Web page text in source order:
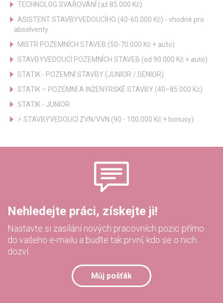
TECHNOLOG SVAŘOVÁNÍ (až 85.000 Kč)
ASISTENT STAVBYVEDOUCÍHO (40-60.000 Kč) - vhodné pro
absolventy
MISTR POZEMNÍCH STAVEB (50-70.000 Kč + auto)
STAVBYVEDOUCÍ POZEMNÍCH STAVEB (od 90.000 Kč + auto)
STATIK - POZEMNÍ STAVBY (JUNIOR / SENIOR)
STATIK – POZEMNÍ A INŽENÝRSKÉ STAVBY (40–85.000 Kč)
STATIK - JUNIOR
⚡ STAVBYVEDOUCÍ ZVN/VVN (90 - 100.000 Kč + bonusy)
Nehledejte práci, získejte ji!
Nastavte si zasílání nových pracovních pozic přímo
do vašeho e-mailu a buďte tak první, kdo se o nich
dozví.
Můj pošťák